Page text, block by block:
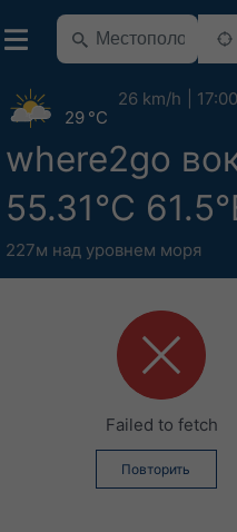
where2go
55.31°С
227м над уровнем моря
29 °C
26 km/h 17:00
Failed to fetch
Повторить